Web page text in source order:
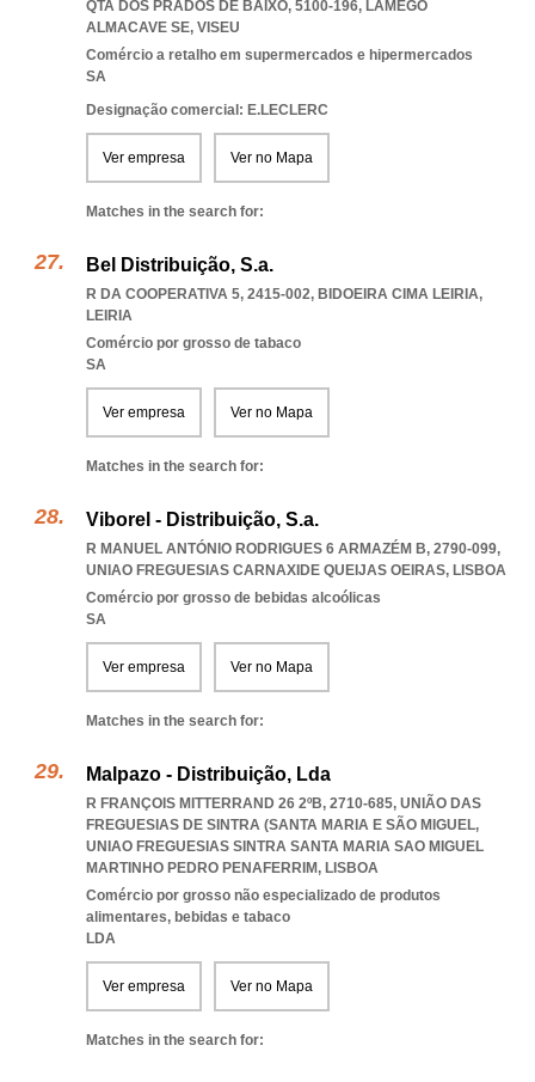
QTA DOS PRADOS DE BAIXO, 5100-196, LAMEGO
ALMACAVE SE, VISEU
Comércio a retalho em supermercados e hipermercados
SA
Designação comercial: E.LECLERC
Ver empresa Ver no Mapa
Matches in the search for:
Bel Distribuição, S.a.
R DA COOPERATIVA 5, 2415-002, BIDOEIRA CIMA LEIRIA,
LEIRIA
Comércio por grosso de tabaco
SA
Ver empresa Ver no Mapa
Matches in the search for:
Viborel - Distribuição, S.a.
R MANUEL ANTÓNIO RODRIGUES 6 ARMAZÉM B, 2790-099,
UNIAO FREGUESIAS CARNAXIDE QUEIJAS OEIRAS, LISBOA
Comércio por grosso de bebidas alcoólicas
SA
Ver empresa Ver no Mapa
Matches in the search for:
Malpazo - Distribuição, Lda
R FRANÇOIS MITTERRAND 26 2ºB, 2710-685, UNIÃO DAS
FREGUESIAS DE SINTRA (SANTA MARIA E SÃO MIGUEL,
UNIAO FREGUESIAS SINTRA SANTA MARIA SAO MIGUEL
MARTINHO PEDRO PENAFERRIM, LISBOA
Comércio por grosso não especializado de produtos
alimentares, bebidas e tabaco
LDA
Ver empresa Ver no Mapa
Matches in the search for: